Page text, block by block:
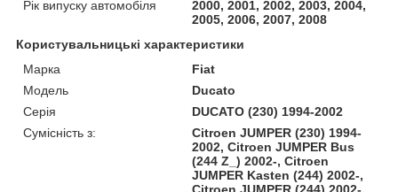
Рік випуску автомобіля
2000, 2001, 2002, 2003, 2004,
2005, 2006, 2007, 2008
Користувальницькі характеристики
Марка
Fiat
Модель
Ducato
Серія
DUCATO (230) 1994-2002
Сумісність з:
Citroen JUMPER (230) 1994-
2002, Citroen JUMPER Bus
(244 Z_) 2002-, Citroen
JUMPER Kasten (244) 2002-,